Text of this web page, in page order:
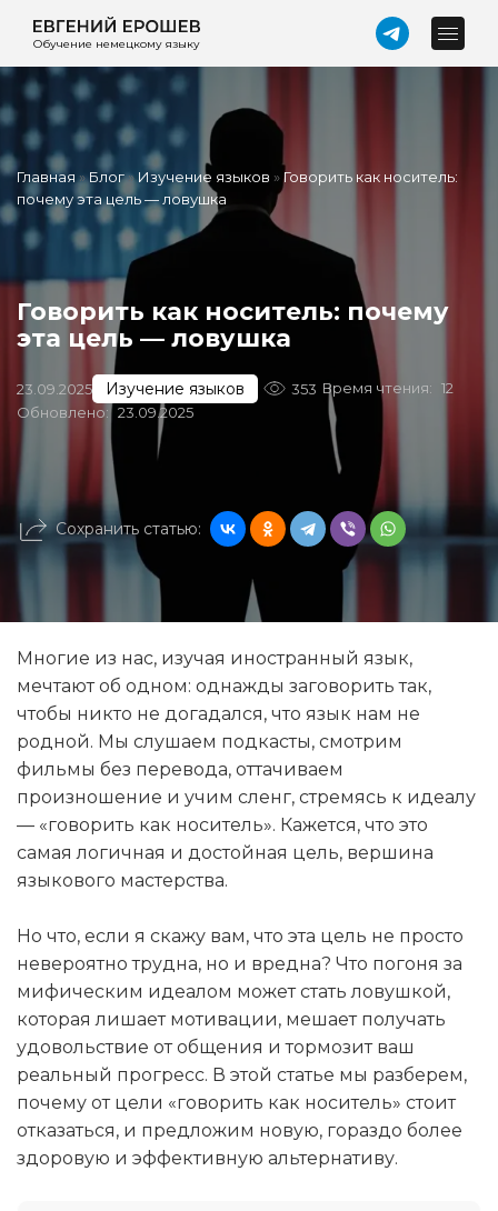
Обучение немецкому языку
Главная»Блог»Изучение языков »Говорить как носитель:
почему эта цель — ловушка
Говорить как носитель: почему
эта цель — ловушка
23.09.2025 Изучение языков 353 Время чтения: 12
Обновлено: 23.09.2025
Сохранить статью:
Многие из нас, изучая иностранный язык,
мечтают об одном: однажды заговорить так,
чтобы никто не догадался, что язык нам не
родной. Мы слушаем подкасты, смотрим
фильмы без перевода, оттачиваем
произношение и учим сленг, стремясь к идеалу
— «говорить как носитель». Кажется, что это
самая логичная и достойная цель, вершина
языкового мастерства.
Но что, если я скажу вам, что эта цель не просто
невероятно трудна, но и вредна? Что погоня за
мифическим идеалом может стать ловушкой,
которая лишает мотивации, мешает получать
удовольствие от общения и тормозит ваш
реальный прогресс. В этой статье мы разберем,
почему от цели «говорить как носитель» стоит
отказаться, и предложим новую, гораздо более
здоровую и эффективную альтернативу.